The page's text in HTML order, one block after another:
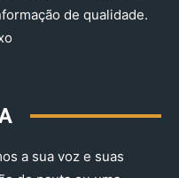
de qualidade.
a sua voz e suas